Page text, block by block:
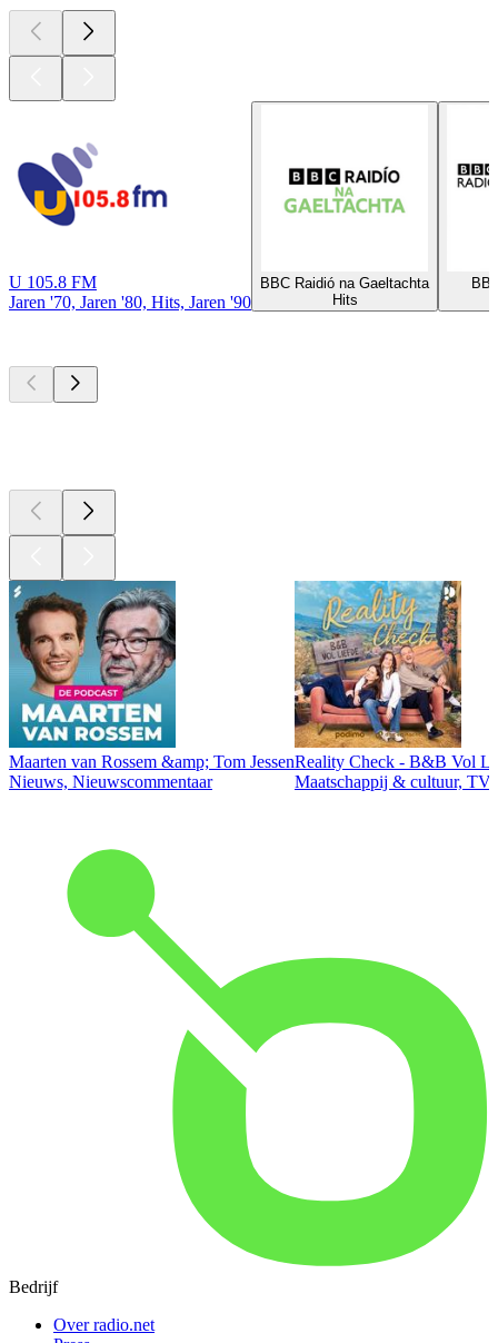
U 105.8 FM
Jaren '70, Jaren '80, Hits, Jaren '90
BBC Raidió na Gaeltachta
Hits
Maarten van Rossem &amp; Tom Jessen
Nieuws, Nieuwscommentaar
Reality Check - B&B Vol
Maatschappij & cultuur,
Bedrijf
Over radio.net